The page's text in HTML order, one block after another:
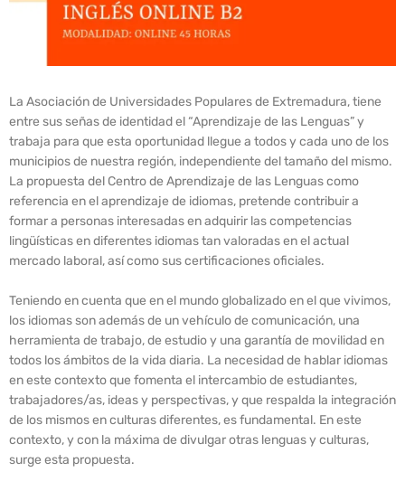
La Asociación de Universidades Populares de Extremadura, tiene
entre sus señas de identidad el “Aprendizaje de las Lenguas” y
trabaja para que esta oportunidad llegue a todos y cada uno de los
municipios de nuestra región, independiente del tamaño del mismo.
La propuesta del Centro de Aprendizaje de las Lenguas como
referencia en el aprendizaje de idiomas, pretende contribuir a
formar a personas interesadas en adquirir las competencias
lingüísticas en diferentes idiomas tan valoradas en el actual
mercado laboral, así como sus certificaciones oficiales.
Teniendo en cuenta que en el mundo globalizado en el que vivimos,
los idiomas son además de un vehículo de comunicación, una
herramienta de trabajo, de estudio y una garantía de movilidad en
todos los ámbitos de la vida diaria. La necesidad de hablar idiomas
en este contexto que fomenta el intercambio de estudiantes,
trabajadores/as, ideas y perspectivas, y que respalda la integración
de los mismos en culturas diferentes, es fundamental. En este
contexto, y con la máxima de divulgar otras lenguas y culturas,
surge esta propuesta.